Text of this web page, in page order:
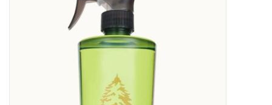
Cadeau Thématique